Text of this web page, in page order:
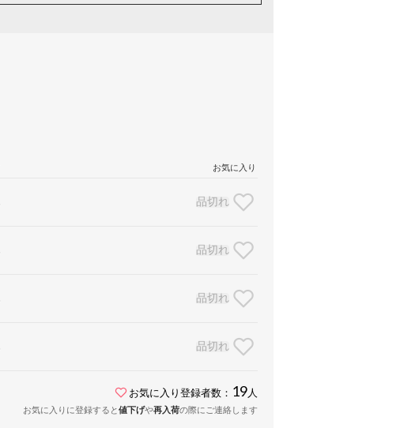
お気に入り
品切れ
品切れ
品切れ
品切れ
お気に入り登録者数： 19 人
お気に入りに登録すると値下げや再入荷の際にご連絡します